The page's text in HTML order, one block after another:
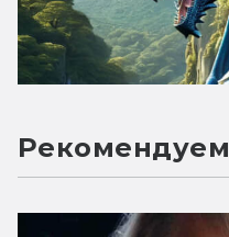
Рекомендуем